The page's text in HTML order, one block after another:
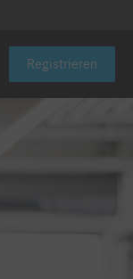
Registrieren